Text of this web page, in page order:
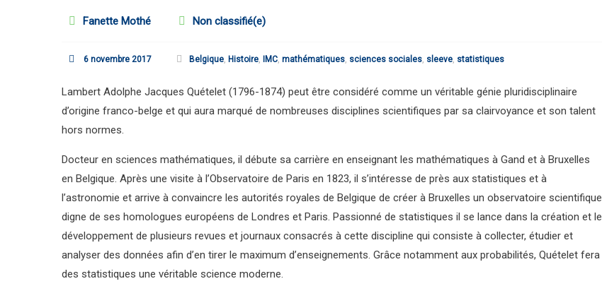
Fanette Mothé Non classifié(e)
6 novembre 2017 Belgique, Histoire, IMC, mathématiques, sciences sociales, sleeve, statistiques
Lambert Adolphe Jacques Quételet (1796-1874) peut être considéré comme un véritable génie pluridisciplinaire
d’origine franco-belge et qui aura marqué de nombreuses disciplines scientifiques par sa clairvoyance et son talent
hors normes.
Docteur en sciences mathématiques, il débute sa carrière en enseignant les mathématiques à Gand et à Bruxelles
en Belgique. Après une visite à l’Observatoire de Paris en 1823, il s’intéresse de près aux statistiques et à
l’astronomie et arrive à convaincre les autorités royales de Belgique de créer à Bruxelles un observatoire scientifique
digne de ses homologues européens de Londres et Paris. Passionné de statistiques il se lance dans la création et le
développement de plusieurs revues et journaux consacrés à cette discipline qui consiste à collecter, étudier et
analyser des données afin d’en tirer le maximum d’enseignements. Grâce notamment aux probabilités, Quételet fera
des statistiques une véritable science moderne.